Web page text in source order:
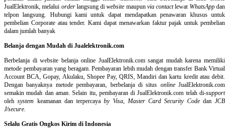
JualElektronik, melalui orderlangsung diwebsite maupun via contactlewat WhatsAppdan
telpon langsung. Hubungi kami untuk dapat mendapatkan penawaran khusus untuk
pembelian Corporate atau tender. Kami dapat menawarkan faktur pajak untuk pembelian
dalam jumlah banyak
Belanja dengan Mudah di Jualelektronik.com
Berbelanja diwebsite belanja online JualElektronik.com sangat mudah karena memiliki
metode pembayaran yang beragam. Pembayaran lebih mudah dengan transfer Bank Virtual
Account BCA, Gopay, Akulaku, Shopee Pay, QRIS, Mandiri dan kartu kredit atau debit.
Dengan banyaknya metode pembayaran, berbelanja di situs onlineJualElektronik.com
semakin mudah dan aman. Selain itu, pembayaran di JualElektronik.com telah di-support
olehsystem keamanan dan terpercayaby Visa, Master Card Security Codedan JCB
J/secure.
Selalu Gratis Ongkos Kirim di Indonesia